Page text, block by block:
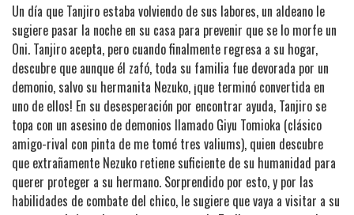
Un día que Tanjiro estaba volviendo de sus labores, un aldeano le
sugiere pasar la noche en su casa para prevenir que se lo morfe un
Oni. Tanjiro acepta, pero cuando finalmente regresa a su hogar,
descubre que aunque él zafó, toda su familia fue devorada por un
demonio, salvo su hermanita Nezuko, ¡que terminó convertida en
uno de ellos! En su desesperación por encontrar ayuda, Tanjiro se
topa con un asesino de demonios llamado Giyu Tomioka (clásico
amigo-rival con pinta de me tomé tres valiums), quien descubre
que extrañamente Nezuko retiene suficiente de su humanidad para
querer proteger a su hermano. Sorprendido por esto, y por las
habilidades de combate del chico, le sugiere que vaya a visitar a su